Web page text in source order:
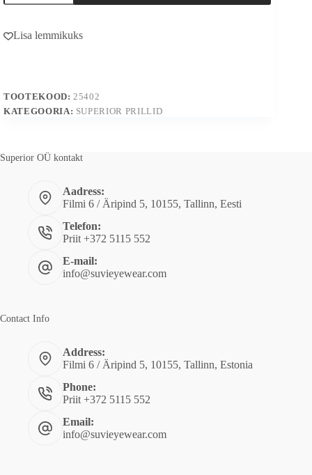
t
t
i
Lisa lemmikuks
TOOTEKOOD: 25402
KATEGOORIA: SUPERIOR PRILLID
Superior OÜ kontakt
Aadress:
Filmi 6 / Äripind 5, 10155, Tallinn, Eesti
Telefon:
Priit +372 5115 552
E-mail:
info@suvieyewear.com
Contact Info
Address:
Filmi 6 / Äripind 5, 10155, Tallinn, Estonia
Phone:
Priit +372 5115 552
Email:
info@suvieyewear.com